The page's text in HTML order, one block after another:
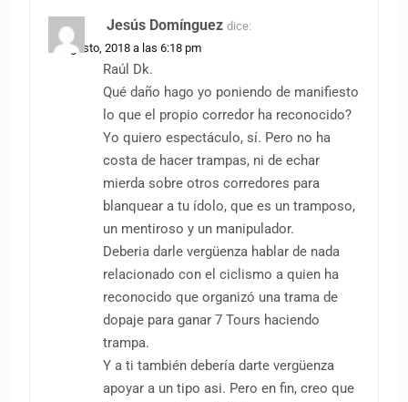
Jesús Domínguez dice:
18 agosto, 2018 a las 6:18 pm
Raúl Dk.
Qué daño hago yo poniendo de manifiesto
lo que el propio corredor ha reconocido?
Yo quiero espectáculo, sí. Pero no ha
costa de hacer trampas, ni de echar
mierda sobre otros corredores para
blanquear a tu ídolo, que es un tramposo,
un mentiroso y un manipulador.
Deberia darle vergüenza hablar de nada
relacionado con el ciclismo a quien ha
reconocido que organizó una trama de
dopaje para ganar 7 Tours haciendo
trampa.
Y a ti también debería darte vergüenza
apoyar a un tipo asi. Pero en fin, creo que